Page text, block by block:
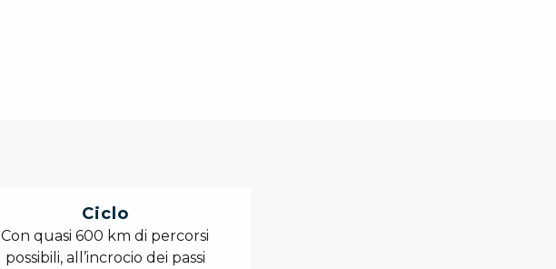
Ciclo
Con quasi 600 km di percorsi
possibili, all’incrocio dei passi